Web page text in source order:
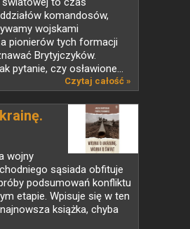
komandosów,
wojskami
pionierów tych formacji
Brytyjczyków.
pytanie, czy osławione...
Czytaj całość »
wojny
sąsiada obfituje
podsumowań konfliktu
etapie. Wpisuje się w ten
książka, chyba